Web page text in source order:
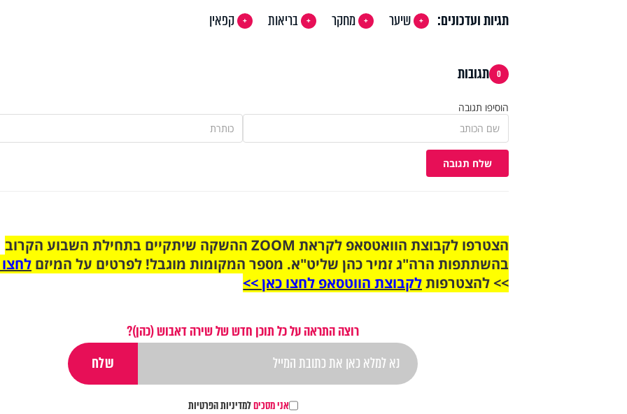
תגיות ועדכונים: שיער מחקר בריאות קפאין
0 תגובות
הוסיפו תגובה
שלח תגובה
הצטרפו לקבוצת הוואטסאפ לקראת ZOOM ההשקה שיתקיים בתחילת השבוע הקרוב
בהשתתפות הרה"ג זמיר כהן שליט"א. מספר המקומות מוגבל! לפרטים על המיזם
>> להצטרפותלקבוצת הווטסאפ לחצו כאן >>
רוצה התראה על כל תוכן חדש של שירה דאבוש (כהן)?
אני מסכיםלמדיניות הפרטיות